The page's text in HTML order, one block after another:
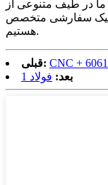
در طیف متنوعی از
سفارشی متخصص
هستیم.
قبلی: CNC +
بعد: فولاد 1